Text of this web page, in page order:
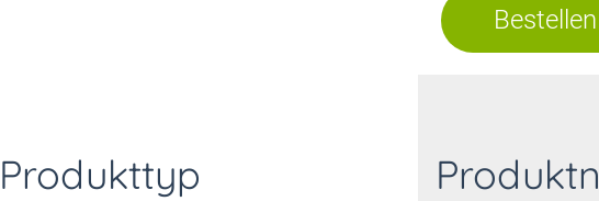
Bestellen
Produkttyp